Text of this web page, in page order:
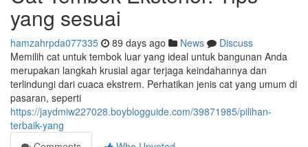
yang sesuai
hamzahrpda077335 89 days ago News
Discuss
Memilih cat untuk tembok luar yang ideal untuk bangunan Anda
merupakan langkah krusial agar terjaga keindahannya dan
terlindungi dari cuaca ekstrem. Perhatikan jenis cat yang umum di
pasaran, seperti
https://jaydmiw227028.boyblogguide.com/39871985/pilihan-
terbaik-yang